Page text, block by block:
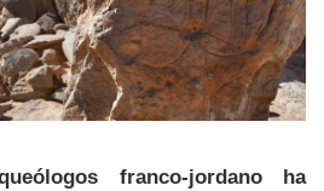
franco-jordano ha